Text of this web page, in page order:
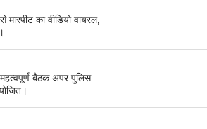
का वीडियो वायरल,
बैठक अपर पुलिस